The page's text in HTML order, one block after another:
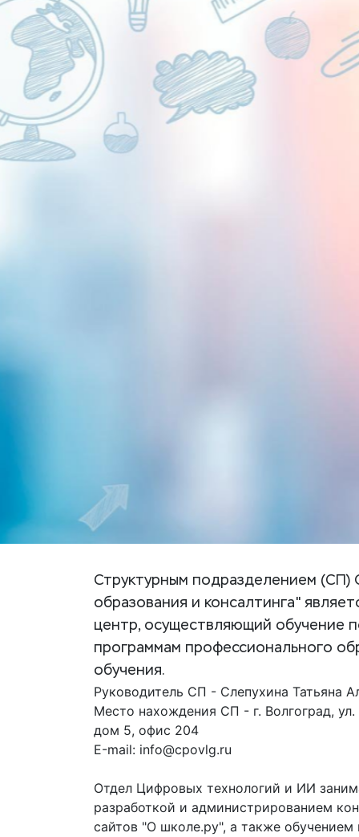
Структурным подразделением
образования и консалтинга"
центр, осуществляющий обучение
программам профессионального
обучения.
Руководитель СП - Слепухина Татьяна
Место нахождения СП - г. Волгоград, ул.
дом 5, офис 204
Е-mail: info@cpovlg.ru
Отдел Цифровых технологий и ИИ
разработкой и администрированием
сайтов "О школе.ру", а также